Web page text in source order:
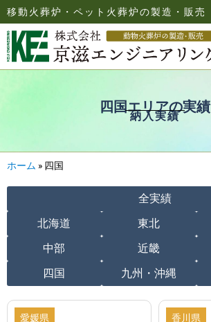
移動火葬炉・ペット火葬炉の製造・販売
四国エリアの実績
納入実績
ホーム » 四国
全実績
北海道
東北
中部
近畿
四国
九州・沖縄
愛媛県 香川県